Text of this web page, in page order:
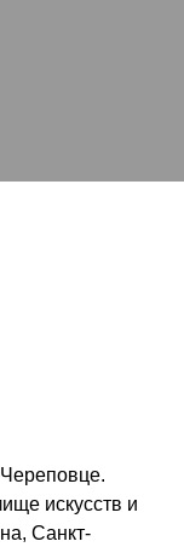
искусств и
Санкт-